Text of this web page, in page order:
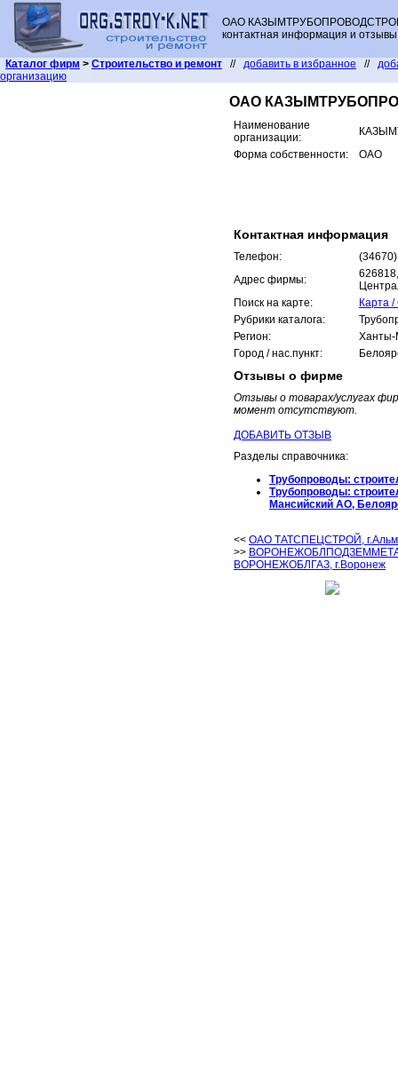
ОАО КАЗЫМТРУБОПРОВОДСТРОЙ,
контактная информация и
Каталог фирм > Строительство и ремонт // добавить в избранное //
организацию
ОАО
Наименование
организации:
Форма собственности:
ОАО
Контактная информация
Телефон:
Адрес фирмы:
Поиск на карте:
Карта
Рубрики каталога:
Регион:
Ханты-
Город / нас.пункт:
Отзывы о фирме
Отзывы о товарах/услугах
момент отсутствуют.
ДОБАВИТЬ ОТЗЫВ
Разделы справочника:
Трубопроводы:
Трубопроводы:
Мансийский АО,
<< ОАО ТАТСПЕЦСТРОЙ,
>>
ВОРОНЕЖОБЛГАЗ, г.Воронеж